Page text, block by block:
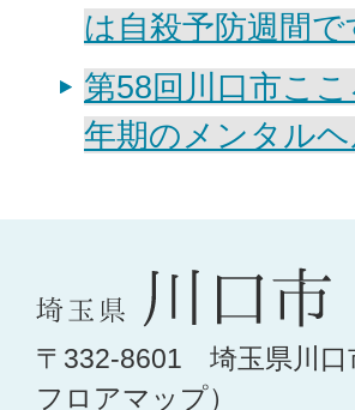
は自殺予防週間で
第58回川口市こ
年期のメンタル
〒332-8601 埼玉県川口
フロアマップ）